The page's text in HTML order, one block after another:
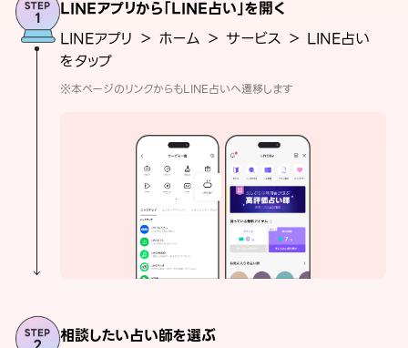
LINEアプリから「LINE占い」を開く
LINEアプリ ＞ ホーム ＞ サービス ＞ LINE占い
をタップ
※本ページのリンクからもLINE占いへ遷移します
相談したい占い師を選ぶ